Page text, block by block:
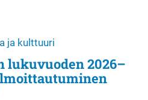
ja kulttuuri
lukuvuoden 2026–